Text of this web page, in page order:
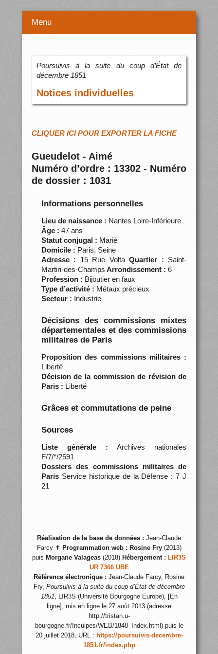
Menu
Poursuivis à la suite du coup d’État de
décembre 1851
Notices individuelles
CLIQUER ICI POUR EXPORTER LA FICHE
Gueudelot - Aimé
Numéro d’ordre : 13302 - Numéro
de dossier : 1031
Informations personnelles
Lieu de naissance : Nantes Loire-Inférieure
Âge : 47 ans
Statut conjugal : Marié
Domicile : Paris, Seine
Adresse : 15 Rue VoltaQuartier : Saint-
Martin-des-Champs Arrondissement : 6
Profession : Bijoutier en faux
Type d’activité : Métaux précieux
Secteur : Industrie
Décisions des commissions mixtes
départementales et des commissions
militaires de Paris
Proposition des commissions militaires :
Liberté
Décision de la commission de révision de
Paris : Liberté
Grâces et commutations de peine
Sources
Liste générale : Archives nationales
F/7/*/2591
Dossiers des commissions militaires de
ParisService historique de la Défense : 7 J
21
Réalisation de la base de données : Jean-Claude
Farcy ✝ Programmation web : Rosine Fry(2013)
puis Morgane Valageas (2018) Hébergement : LIR3S
UR 7366 UBE
Référence électronique : Jean-Claude Farcy, Rosine
Fry, Poursuivis à la suite du coup d’État de décembre
1851, LIR3S (Université Bourgogne Europe), [En
ligne], mis en ligne le 27 août 2013 (adresse
http://tristan.u-
bourgogne.fr/Inculpes/WEB/1848_Index.html) puis le
20 juillet 2018, URL : https://poursuivis-decembre-
1851.fr/index.php